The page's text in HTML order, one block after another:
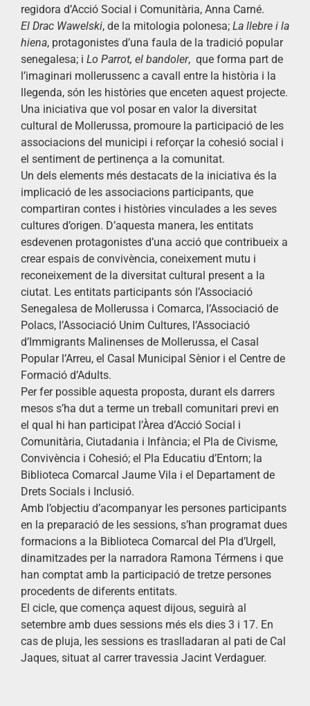
regidora d’Acció Social i Comunitària, Anna Carné.
El Drac Wawelski, de la mitologia polonesa; La llebre i la
hiena, protagonistes d’una faula de la tradició popular
senegalesa; i Lo Parrot, el bandoler, que forma part de
l’imaginari mollerussenc a cavall entre la història i la
llegenda, són les històries que enceten aquest projecte.
Una iniciativa que vol posar en valor la diversitat
cultural de Mollerussa, promoure la participació de les
associacions del municipi i reforçar la cohesió social i
el sentiment de pertinença a la comunitat.
Un dels elements més destacats de la iniciativa és la
implicació de les associacions participants, que
compartiran contes i històries vinculades a les seves
cultures d’origen. D’aquesta manera, les entitats
esdevenen protagonistes d’una acció que contribueix a
crear espais de convivència, coneixement mutu i
reconeixement de la diversitat cultural present a la
ciutat. Les entitats participants són l’Associació
Senegalesa de Mollerussa i Comarca, l’Associació de
Polacs, l’Associació Unim Cultures, l’Associació
d’Immigrants Malinenses de Mollerussa, el Casal
Popular l’Arreu, el Casal Municipal Sènior i el Centre de
Formació d’Adults.
Per fer possible aquesta proposta, durant els darrers
mesos s’ha dut a terme un treball comunitari previ en
el qual hi han participat l’Àrea d’Acció Social i
Comunitària, Ciutadania i Infància; el Pla de Civisme,
Convivència i Cohesió; el Pla Educatiu d’Entorn; la
Biblioteca Comarcal Jaume Vila i el Departament de
Drets Socials i Inclusió.
Amb l’objectiu d’acompanyar les persones participants
en la preparació de les sessions, s’han programat dues
formacions a la Biblioteca Comarcal del Pla d’Urgell,
dinamitzades per la narradora Ramona Térmens i que
han comptat amb la participació de tretze persones
procedents de diferents entitats.
El cicle, que comença aquest dijous, seguirà al
setembre amb dues sessions més els dies 3 i 17. En
cas de pluja, les sessions es traslladaran al pati de Cal
Jaques, situat al carrer travessia Jacint Verdaguer.